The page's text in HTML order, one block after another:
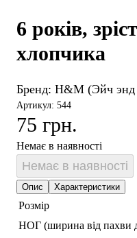
6 років,
хлопчика
Бренд: H&M (Эйч
Артикул: 544
75 грн.
Немає в наявності
Немає в наявності
Опис Характеристики
Розмір
НОГ (ширина від пахви